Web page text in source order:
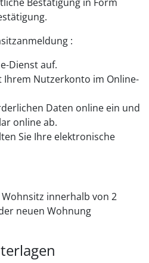
:
Dienst auf.
Ihrem Nutzerkonto im Online-
Daten online ein und
online ab.
Sie Ihre elektronische
innerhalb von 2
neuen Wohnung